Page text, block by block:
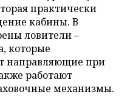
практически
кабины. В
ловители –
которые
направляющие при
работают
механизмы.